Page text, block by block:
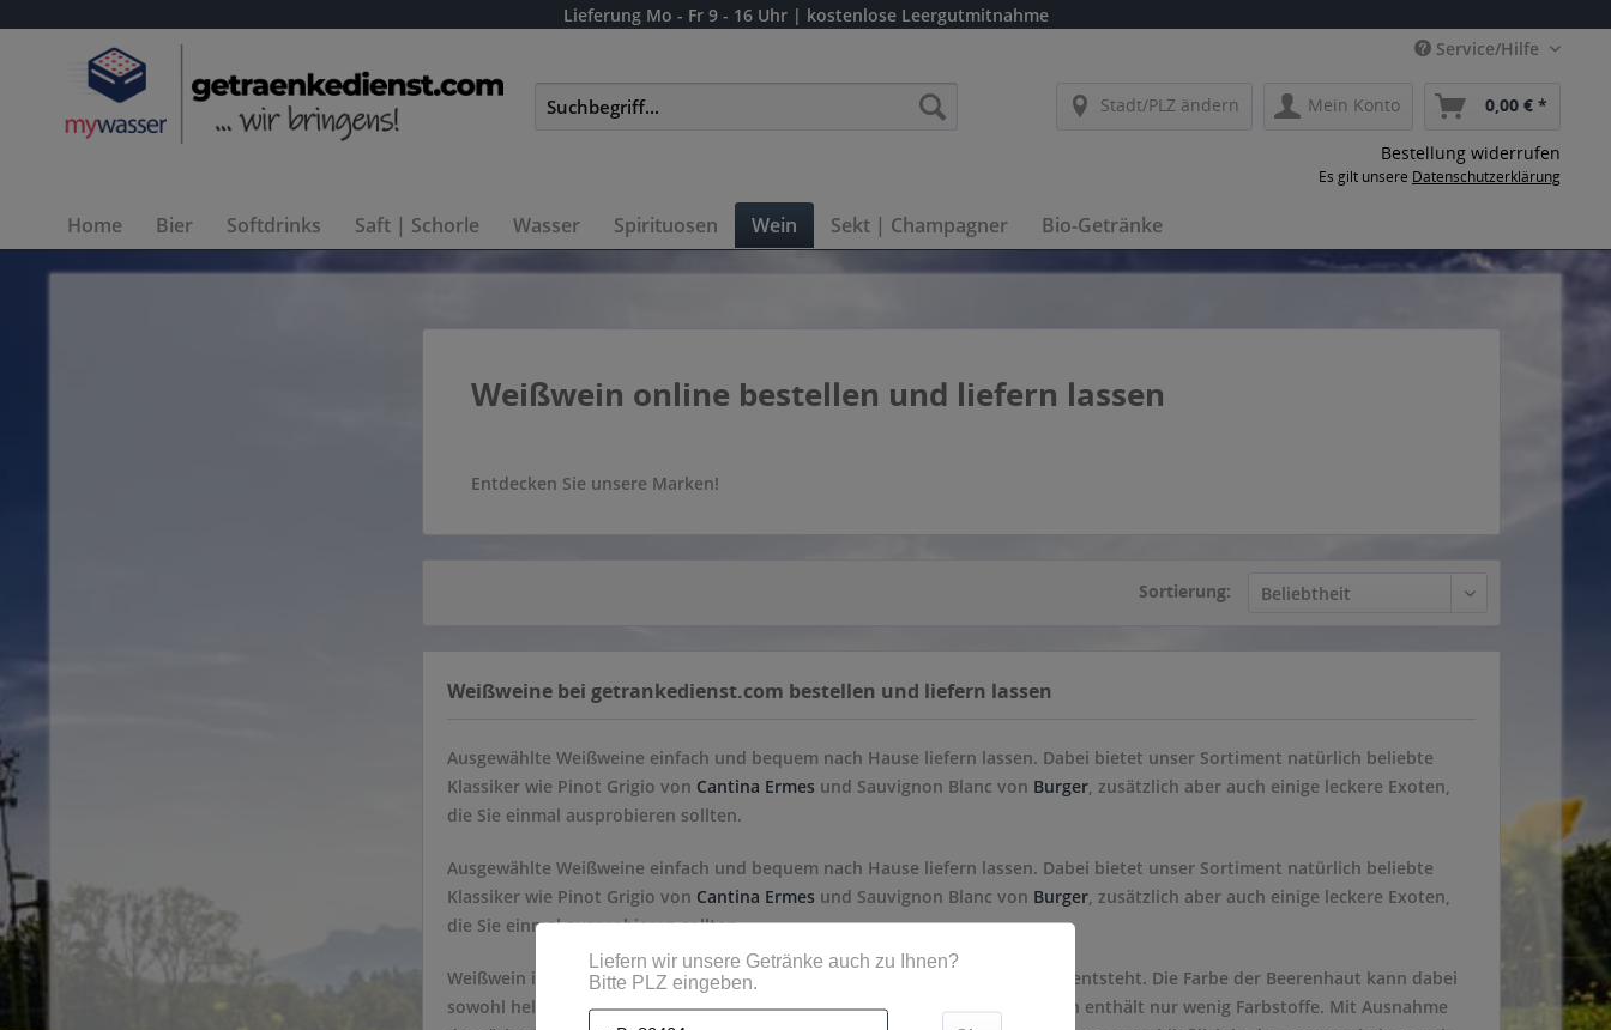
Lieferung Mo - Fr 9 - 16 Uhr | kostenlose Leergutmitnahme
Service/Hilfe
Stadt/PLZ ändern Mein Konto 0,00 € *
Bestellung widerrufen
Es gilt unsere Datenschutzerklärung
Home Bier Softdrinks Saft | Schorle Wasser Spirituosen Wein Sekt | Champagner Bio-Getränke
Weißwein online bestellen und liefern lassen
Entdecken Sie unsere Marken!
Sortierung:
Weißweine bei getrankedienst.com bestellen und liefern lassen
Ausgewählte Weißweine einfach und bequem nach Hause liefern lassen. Dabei bietet unser Sortiment natürlich beliebte
Klassiker wie Pinot Grigio von Cantina Ermes und Sauvignon Blanc von Burger, zusätzlich aber auch einige leckere Exoten,
die Sie einmal ausprobieren sollten.
Ausgewählte Weißweine einfach und bequem nach Hause liefern lassen. Dabei bietet unser Sortiment natürlich beliebte
Klassiker wie Pinot Grigio von Cantina Ermes und Sauvignon Blanc von Burger, zusätzlich aber auch einige leckere Exoten,
die Sie einmal ausprobieren sollten.
Weißwein ist ein Wein, der durch die alkoholische Gärung von Weintrauben entsteht. Die Farbe der Beerenhaut kann dabei
sowohl hellgelb, gelbgrün, grün, grau, graurot und rot sein. Das Fruchtfleisch enthält nur wenig Farbstoffe. Mit Ausnahme